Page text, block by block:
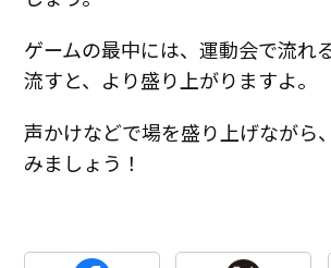
ゲームの最中には、運動会で流れ
流すと、より盛り上がりますよ。
声かけなどで場を盛り上げながら
みましょう！